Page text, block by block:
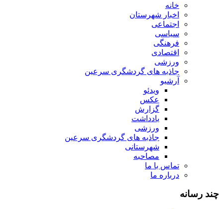
خانه
اخبار شهرستان
اجتماعی
سیاسی
فرهنگی
اقتصادی
ورزشی
جاذبه های گردشگری سرعین
آرشیو
ویدئو
عکس
گزارش
یادداشت
ورزشی
جاذبه های گردشگری سرعین
شهرستانی
مصاحبه
تماس با ما
درباره ما
چند رسانه